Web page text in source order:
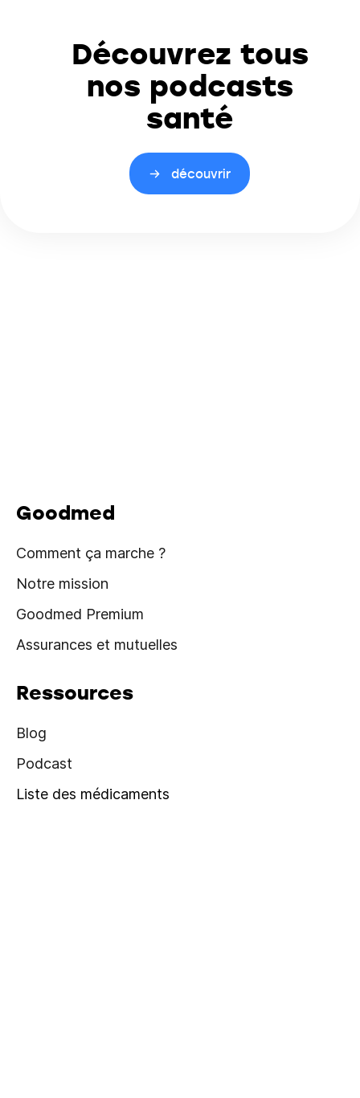
Découvrez tous
nos podcasts
santé
découvrir
Goodmed
Comment ça marche ?
Notre mission
Goodmed Premium
Assurances et mutuelles
Ressources
Blog
Podcast
Liste des médicaments